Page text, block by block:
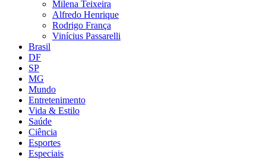
Milena Teixeira
Alfredo Henrique
Rodrigo França
Vinícius Passarelli
Brasil
DF
SP
MG
Mundo
Entretenimento
Vida & Estilo
Saúde
Ciência
Esportes
Especiais